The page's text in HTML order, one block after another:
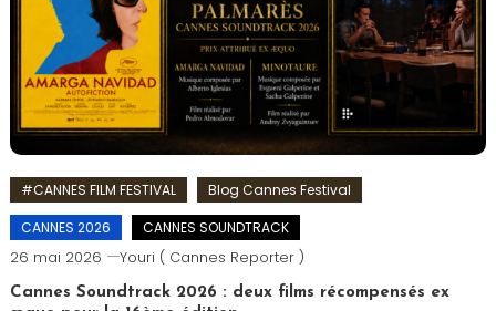
#CANNES FILM FESTIVAL
Blog Cannes Festival
CANNES 2026
CANNES SOUNDTRACK
26 mai 2026 Youri ( Cannes Reporter )
Cannes Soundtrack 2026 : deux films récompensés ex